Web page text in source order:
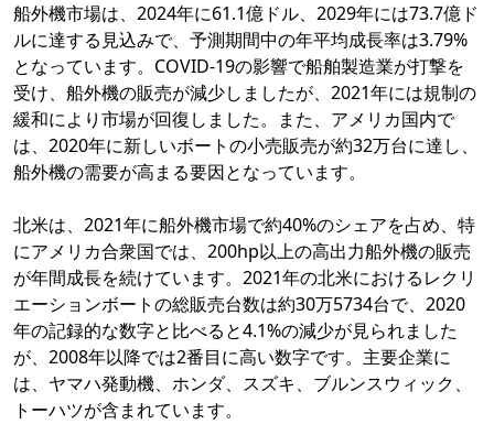
船外機市場は、2024年に61.1億ドル、2029年には73.7億ド
ルに達する見込みで、予測期間中の年平均成長率は3.79%
となっています。COVID-19の影響で船舶製造業が打撃を
受け、船外機の販売が減少しましたが、2021年には規制の
緩和により市場が回復しました。また、アメリカ国内で
は、2020年に新しいボートの小売販売が約32万台に達し、
船外機の需要が高まる要因となっています。
北米は、2021年に船外機市場で約40%のシェアを占め、特
にアメリカ合衆国では、200hp以上の高出力船外機の販売
が年間成長を続けています。2021年の北米におけるレクリ
エーションボートの総販売台数は約30万5734台で、2020
年の記録的な数字と比べると4.1%の減少が見られました
が、2008年以降では2番目に高い数字です。主要企業に
は、ヤマハ発動機、ホンダ、スズキ、ブルンスウィック、
トーハツが含まれています。